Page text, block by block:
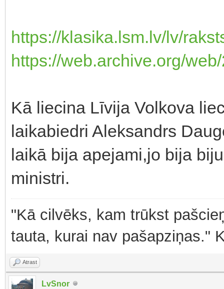
https://klasika.lsm.lv/lv/
https://web.archive.org/
Kā liecina Līvija Volkova
laikabiedri Aleksandrs
laikā bija apejami,jo bija
ministri.
"Kā cilvēks, kam trūkst
tauta, kurai nav pašapziņas."
Atrast
LvSnor